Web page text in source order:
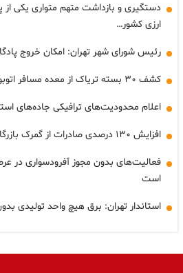
دستگیری و بازداشت متهم متواری یکی از
ارزی کشور…
رئیس شورای شهر تهران: امکان خروج
کشف ۳۰ بسته تریاک از معده مسافر اتوبوس در قائنات
اعلام محدودیت‌های ترافیکی جاده‌های
افزایش ۱۳۰ درصدی صادرات از گمرک بازرگان
فعالیت‌های بدون مجوز آفرودسواری در
است
استاندار تهران: برق هیچ واحد تولیدی